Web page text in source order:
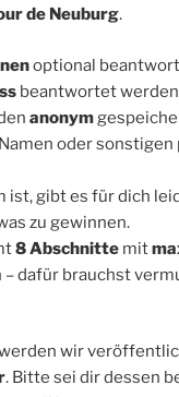
de Neuburg.
optional
beantwortet
anonym
oder
ist, gibt es für dich
zu gewinnen.
8 Abschnitte mit
dafür brauchst
wir
. Bitte sei dir dessen